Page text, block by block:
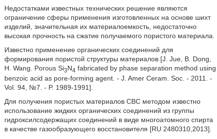
Недостатками известных технических решение являются
ограничение сферы применения изготовленных на основе шихт
изделий, значительная их материалоемкость, недостаточно
высокая прочность на сжатие получаемого пористого материала.
Известно применение органических соединений для
формирования пористой структуры материалов [J. Jue, В. Dong,
Н. Wang. Porous Si3N4 fabricated by phase separation method using
benzoic acid as pore-forming agent. - J. Amer Ceram. Soc. - 2011. -
Vol. 94, №7. - P. 1989-1991].
Для получения пористых материалов СВС методом известно
использование жидких органических соединений из группы
гидроксилсодержащих соединений в виде многоатомного спирта
в качестве газообразующего восстановителя [RU 2480310,2013].